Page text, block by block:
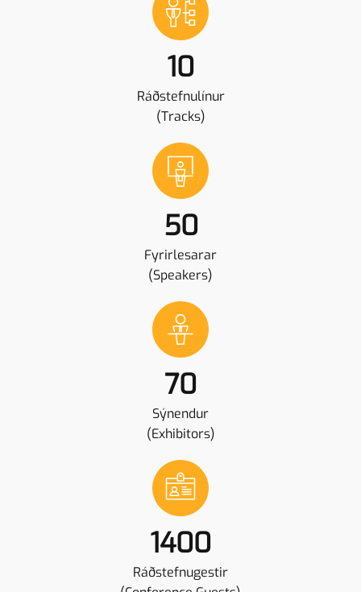
10
Ráðstefnulínur
(Tracks)
50
Fyrirlesarar
(Speakers)
70
Sýnendur
(Exhibitors)
1400
Ráðstefnugestir